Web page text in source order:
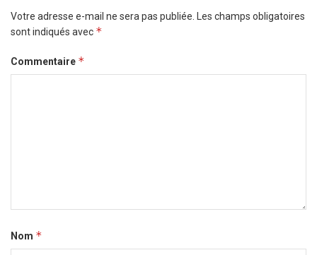
Votre adresse e-mail ne sera pas publiée. Les champs obligatoires
sont indiqués avec *
Commentaire *
Nom *